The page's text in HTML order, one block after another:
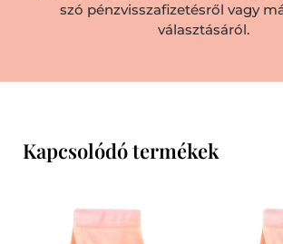
szó pénzvisszafizetésről vagy
választásáról.
Kapcsolódó termékek